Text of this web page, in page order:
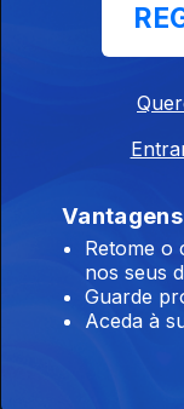
DESPORTO
TELEVISÃO
RTP ARQUIVOS
RTP ENSINA
Vantagens
Retome o
nos seus
Guarde
Aceda à